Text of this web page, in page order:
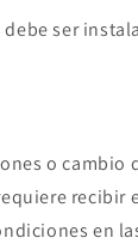
ser
o cambio
recibir
en